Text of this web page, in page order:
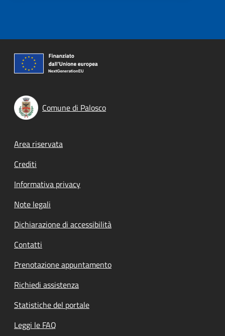
Comune di Palosco
Footer menu
Area riservata
Crediti
Informativa privacy
Note legali
Dichiarazione di accessibilità
Contatti
Prenotazione appuntamento
Richiedi assistenza
Statistiche del portale
Leggi le FAQ